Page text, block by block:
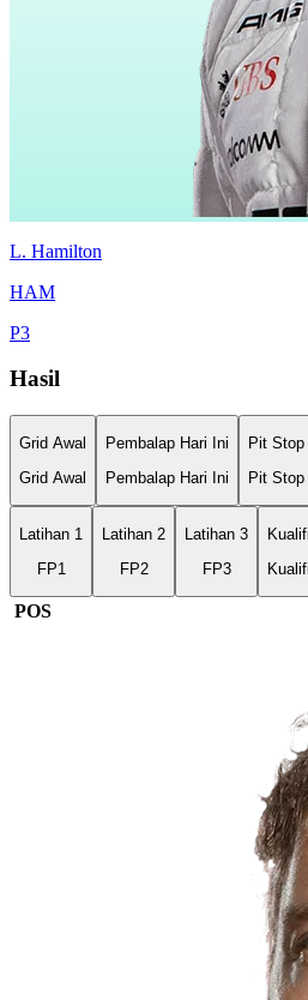
L. Hamilton
HAM
P3
Hasil
Grid Awal
Grid Awal
Pembalap Hari Ini
Pembalap Hari Ini
Pit Stop
Pit Stop
Latihan 1
FP1
Latihan 2
FP2
Latihan 3
FP3
POS